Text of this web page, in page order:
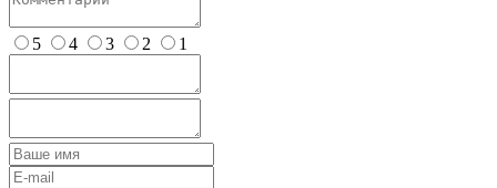
5 4 3 2 1